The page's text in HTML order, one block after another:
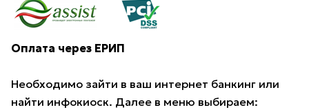
Оплата через ЕРИП
Необходимо зайти в ваш интернет банкинг или
найти инфокиоск. Далее в меню выбираем: